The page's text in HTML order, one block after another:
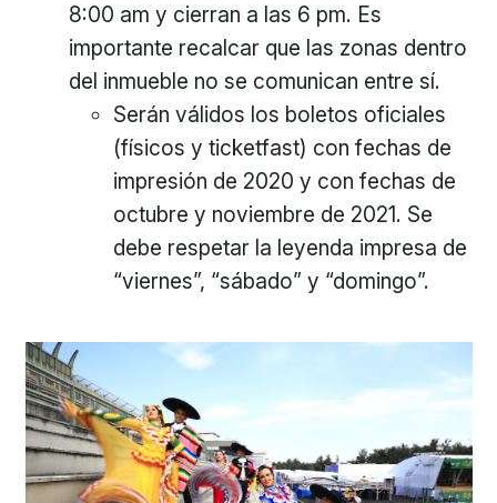
8:00 am y cierran a las 6 pm. Es
importante recalcar que las zonas dentro
del inmueble no se comunican entre sí.
Serán válidos los boletos oficiales
(físicos y ticketfast) con fechas de
impresión de 2020 y con fechas de
octubre y noviembre de 2021. Se
debe respetar la leyenda impresa de
“viernes”, “sábado” y “domingo”.